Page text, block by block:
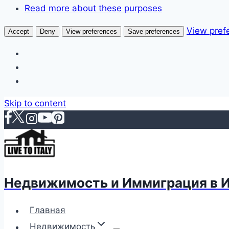
Read more about these purposes
Accept Deny View preferences Save preferences View
Skip to content
Недвижимость и Иммиграция в
Главная
Недвижимость